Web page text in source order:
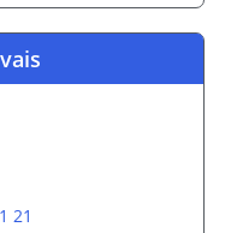
21